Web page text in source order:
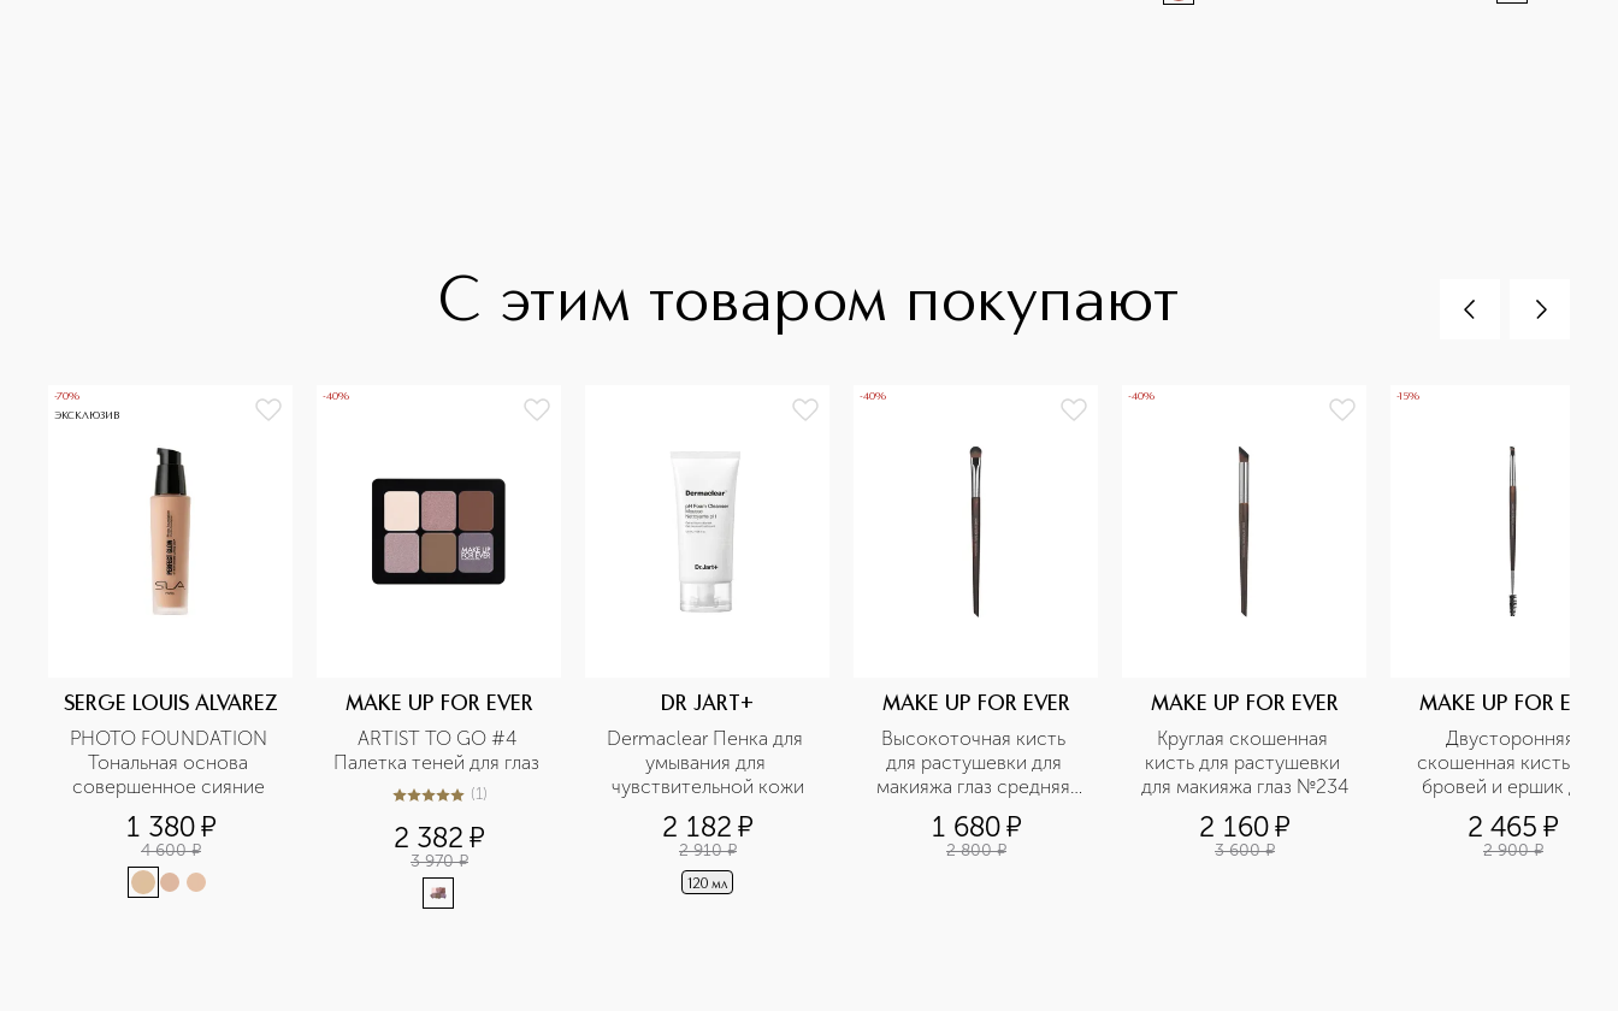
С этим товаром покупают
-70%
ЭКСКЛЮЗИВ
SERGE LOUIS ALVAREZ
PHOTO FOUNDATION
Тональная основа
1 380¤
4 600 ¤
-40%
MAKE UP FOR EVER
ARTIST TO GO #4
5из 51 (1)
2 382 ¤
3 970 ¤
DR JART+
Dermaclear Пенка для
умывания для
чувствительной кожи
2 182 ¤
2 910 ¤
120 мл
-40%
MAKE UP FOR EVER
Высокоточная кисть
для растушевки для
макияжа глаз средняя
№228
1 680¤
2 800 ¤
-40%
MAKE UP FOR EVER
Круглая скошенная
кисть для растушевки
для макияжа глаз №234
2 160¤
3 600 ¤
-15%
MAKE UP FOR EVER
Двусторонняя
скошенная кисть для
бровей и ершик для
ресниц №274
2 465 ¤
2 900 ¤